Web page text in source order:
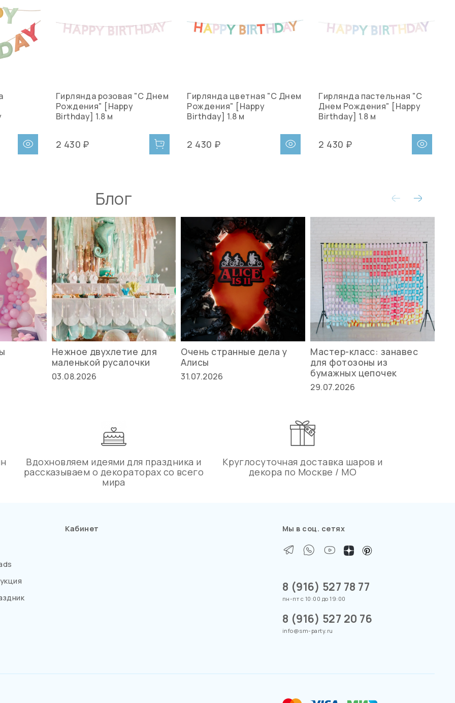
Гирлянда розовая "С Днем
Рождения" [Happy
Birthday] 1.8 м
2 430 ₽
Гирлянда цветная "С Днем
Рождения" [Happy
Birthday] 1.8 м
2 430 ₽
Гирлянда пастельная "С
Днем Рождения" [Happy
Birthday] 1.8 м
2 430 ₽
Блог
Нежное двухлетие для
маленькой русалочки
03.08.2026
Очень странные дела у
Алисы
31.07.2026
Мастер-класс: занавес
для фотозоны из
бумажных цепочек
29.07.2026
Вдохновляем идеями для праздника и
рассказываем о декораторах со всего
мира
Круглосуточная доставка шаров и
декора по Москве / МО
Кабинет Мы в соц. сетях
8 (916) 527 78 77
пн-пт с 10:00 до 19:00
8 (916) 527 20 76
info@sm-party.ru